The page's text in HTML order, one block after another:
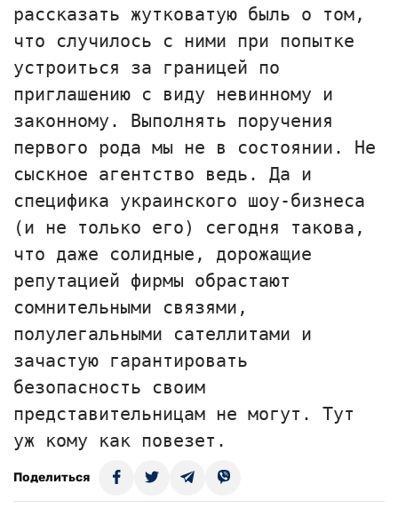
рассказать жутковатую быль о том,
что случилось с ними при попытке
устроиться за границей по
приглашению с виду невинному и
законному. Выполнять поручения
первого рода мы не в состоянии. Не
сыскное агентство ведь. Да и
специфика украинского шоу-бизнеса
(и не только его) сегодня такова,
что даже солидные, дорожащие
репутацией фирмы обрастают
сомнительными связями,
полулегальными сателлитами и
зачастую гарантировать
безопасность своим
представительницам не могут. Тут
уж кому как повезет.
Поделиться